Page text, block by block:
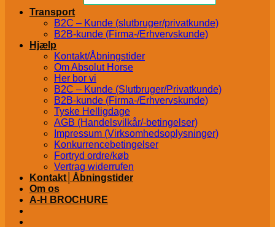
Transport
B2C – Kunde (slutbruger/privatkunde)
B2B-kunde (Firma-/Erhvervskunde)
Hjælp
Kontakt/Åbningstider
Om Absolut Horse
Her bor vi
B2C – Kunde (Slutbruger/Privatkunde)
B2B-kunde (Firma-/Erhvervskunde)
Tyske Helligdage
AGB (Handelsvilkår/-betingelser)
Impressum (Virksomhedsoplysninger)
Konkurrencebetingelser
Fortryd ordre/køb
Vertrag widerrufen
Kontakt│Åbningstider
Om os
A-H BROCHURE